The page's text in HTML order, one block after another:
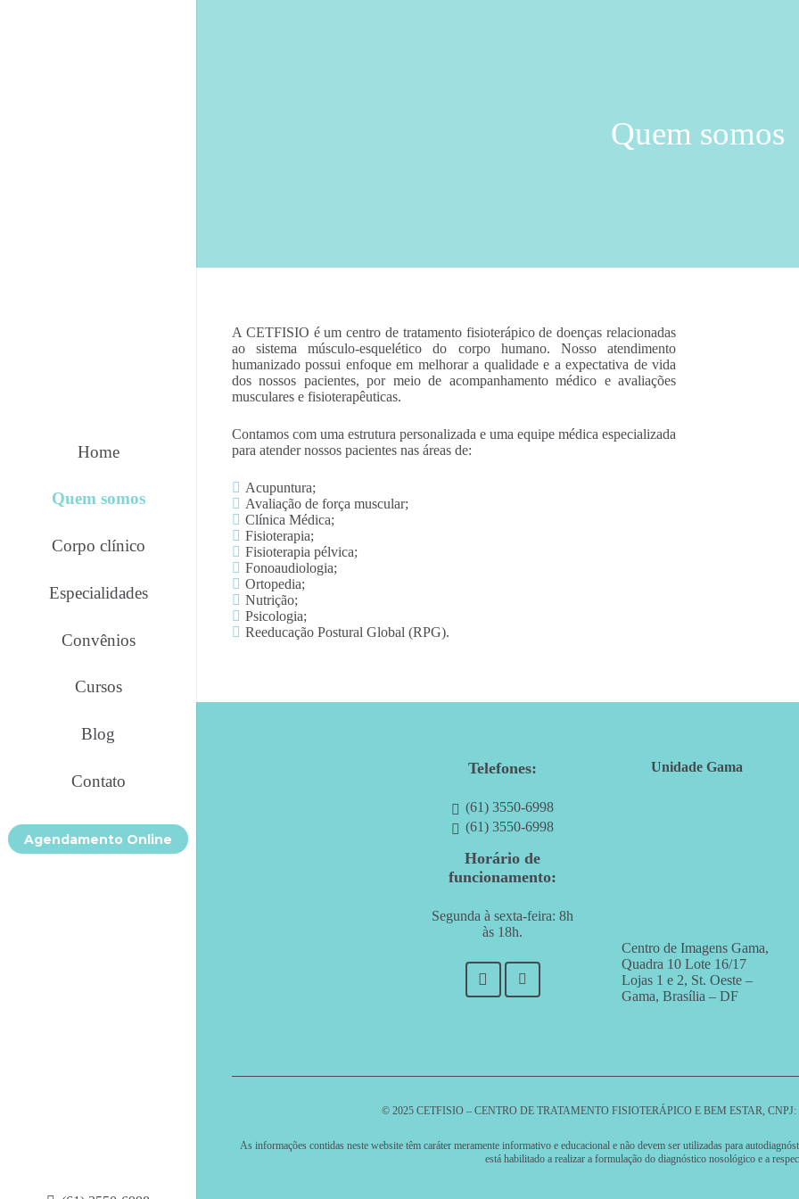
Home
Quem somos
Corpo clínico
Especialidades
Convênios
Cursos
Blog
Contato
Agendamento Online
Quem somos
A CETFISIO é um centro de tratamento fisioterápico de doenças relacionadas
ao sistema músculo-esquelético do corpo humano. Nosso atendimento
humanizado possui enfoque em melhorar a qualidade e a expectativa de vida
dos nossos pacientes, por meio de acompanhamento médico e avaliações
musculares e fisioterapêuticas.
Contamos com uma estrutura personalizada e uma equipe médica especializada
para atender nossos pacientes nas áreas de:
Acupuntura;
Avaliação de força muscular;
Clínica Médica;
Fisioterapia;
Fisioterapia pélvica;
Fonoaudiologia;
Ortopedia;
Nutrição;
Psicologia;
Reeducação Postural Global (RPG).
Telefones:
(61) 3550-6998
(61) 3550-6998
Horário de
funcionamento:
Segunda à sexta-feira: 8h
às 18h.
Unidade Gama
Centro de Imagens Gama,
Quadra 10 Lote 16/17
Lojas 1 e 2, St. Oeste –
Gama, Brasília – DF
© 2025 CETFISIO – CENTRO DE TRATAMENTO FISIOTERÁPICO E BEM ESTAR, CNPJ:
As informações contidas neste website têm caráter meramente informativo e educacional e não devem ser utilizadas para
está habilitado a realizar a formulação do diagnóstico nosológico e a